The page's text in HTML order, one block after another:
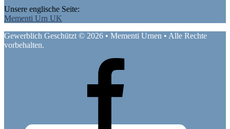
Unsere englische Seite:
Mementi Urn UK
Gewerblich Geschützt © 2026 • Mementi Urnen • Alle Rechte
vorbehalten.